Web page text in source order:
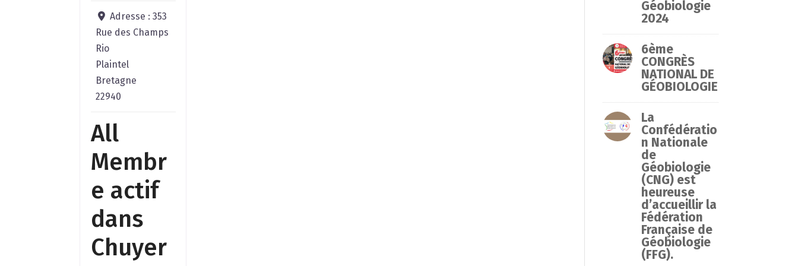
Adresse :353
Rue des Champs
Rio
Plaintel
Bretagne
22940
All
Membr
e actif
dans
Chuyer
Géobiologie
2024
6ème
CONGRÈS
NATIONAL DE
GÉOBIOLOGIE
La
Confédératio
n Nationale
de
Géobiologie
(CNG) est
heureuse
d’accueillir la
Fédération
Française de
Géobiologie
(FFG).